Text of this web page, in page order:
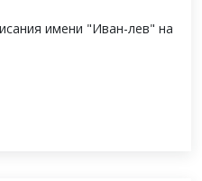
имени "Иван-лев" на